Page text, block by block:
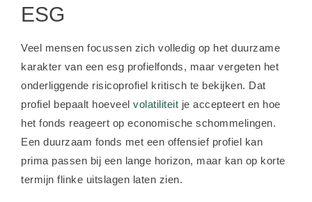
ESG
Veel mensen focussen zich volledig op het duurzame
karakter van een esg profielfonds, maar vergeten het
onderliggende risicoprofiel kritisch te bekijken. Dat
profiel bepaalt hoeveel volatiliteit je accepteert en hoe
het fonds reageert op economische schommelingen.
Een duurzaam fonds met een offensief profiel kan
prima passen bij een lange horizon, maar kan op korte
termijn flinke uitslagen laten zien.